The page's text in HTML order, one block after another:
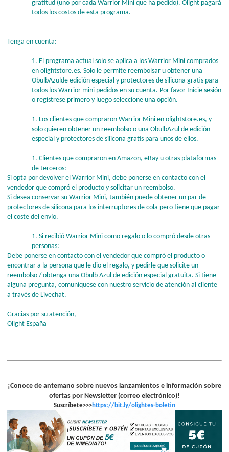
gratitud (uno por cada Warrior Mini que ha pedido). Olight pagará
todos los costos de esta programa.
Tenga en cuenta:
1. El programa actual solo se aplica a los Warrior Mini comprados
en olightstore.es. Solo le permite reembolsar u obtener una
ObulbAzulde edición especial y protectores de silicona gratis para
todos los Warrior mini pedidos en su cuenta. Por favor Inicie sesión
o regístrese primero y luego seleccione una opción.
1. Los clientes que compraron Warrior Mini en olightstore.es, y
solo quieren obtener un reembolso o una ObulbAzul de edición
especial y protectores de silicona gratis para unos de ellos.
1. Clientes que compraron en Amazon, eBay u otras plataformas
de terceros:
Si opta por devolver el Warrior Mini, debe ponerse en contacto con el
vendedor que compró el producto y solicitar un reembolso.
Si desea conservar su Warrior Mini, también puede obtener un par de
protectores de silicona para los interruptores de cola pero tiene que pagar
el coste del envío.
1. Si recibió Warrior Mini como regalo o lo compró desde otras
personas:
Debe ponerse en contacto con el vendedor que compró el producto o
encontrar a la persona que le dio el regalo, y pedirle que solicite un
reembolso / obtenga una Obulb Azul de edición especial gratuita. Si tiene
alguna pregunta, comuníquese con nuestro servicio de atención al cliente
a través de Livechat.
Gracias por su atención,
Olight España
¡Conoce de antemano sobre nuevos lanzamientos e información sobre
ofertas por Newsletter (correo electrónico)!
Suscríbete>>>https://bit.ly/olightes-boletin